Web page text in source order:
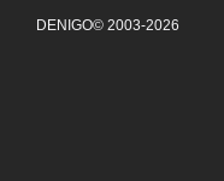
DENIGO© 2003-2026